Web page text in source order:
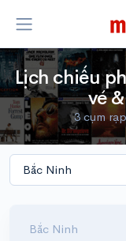
Lịch chiếu
vé
3 cụm
Bắc Ninh